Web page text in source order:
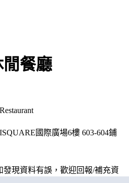
餐廳
國際廣場6樓 603-604鋪
發現資料有誤，歡迎回報/補充資